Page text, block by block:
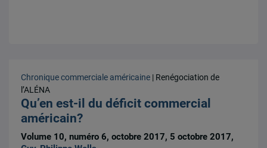
Chronique commerciale américaine | Renégociation de
l’ALÉNA
Qu’en est-il du déficit commercial
américain?
Volume 10, numéro 6, octobre 2017, 5 octobre 2017,